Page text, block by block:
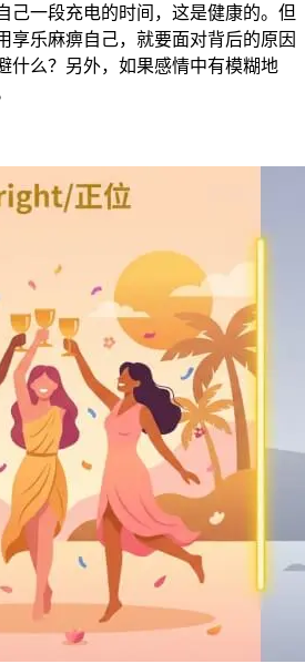
己一段充电的时间，这是健康的。但
享乐麻痹自己，就要面对背后的原因
什么？另外，如果感情中有模糊地